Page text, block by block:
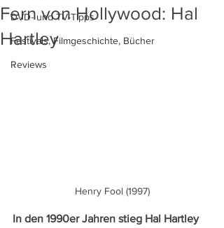
DVD- und TV-Tipps
Festivals, Filmgeschichte, Bücher
Reviews
Fern von Hollywood: Hal
Hartley
Henry Fool (1997)
In den 1990er Jahren stieg Hal Hartley